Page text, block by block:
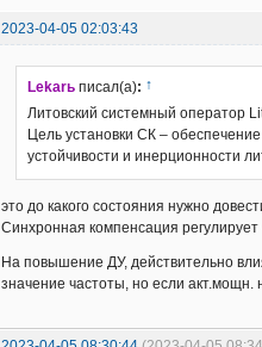
2023-04-05 02:03:43
Lekarь писал(а): ↑
Литовский системный оператор
Цель установки СК –
устойчивости и инерционности
это до какого состояния нужно
Синхронная компенсация регулирует
На повышение ДУ, действительно
значение частоты, но если акт.мощн.